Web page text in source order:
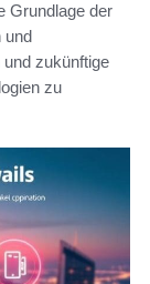
Grundlage der
und
zukünftige
zu